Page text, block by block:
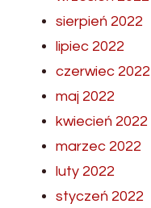
sierpień 2022
lipiec 2022
czerwiec 2022
maj 2022
kwiecień 2022
marzec 2022
luty 2022
styczeń 2022